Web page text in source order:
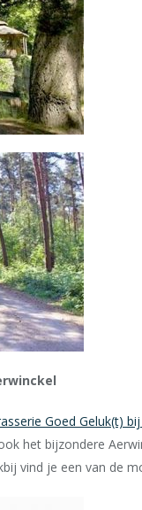
Goed Geluk(t)
het bijzondere
vind je een van de